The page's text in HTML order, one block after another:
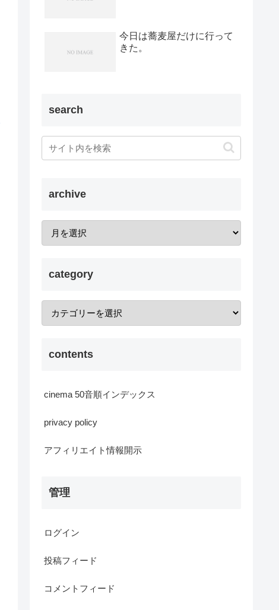
今日は蕎麦屋だけに行って
きた。
search
archive
category
contents
cinema 50音順インデックス
privacy policy
アフィリエイト情報開示
管理
ログイン
投稿フィード
コメントフィード